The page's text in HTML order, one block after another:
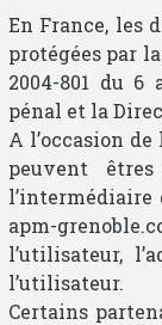
En France, les
protégées par
2004-801 du 6
pénal et la
A l’occasion
peuvent
l’intermédiaire
apm-
l’utilisateur,
l’utilisateur.
Certains